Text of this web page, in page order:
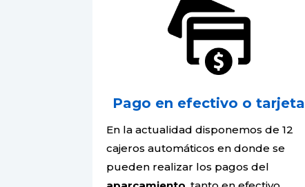
Pago en efectivo o tarjeta
En la actualidad disponemos de 12
cajeros automáticos en donde se
pueden realizar los pagos del